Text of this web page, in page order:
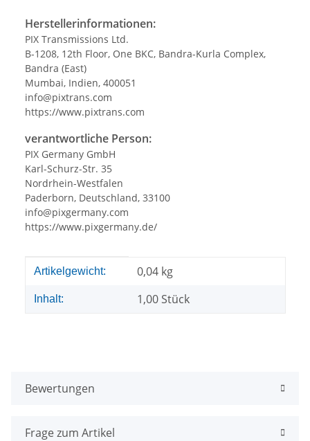
Herstellerinformationen:
PIX Transmissions Ltd.
B-1208, 12th Floor, One BKC, Bandra-Kurla Complex,
Bandra (East)
Mumbai, Indien, 400051
info@pixtrans.com
https://www.pixtrans.com
verantwortliche Person:
PIX Germany GmbH
Karl-Schurz-Str. 35
Nordrhein-Westfalen
Paderborn, Deutschland, 33100
info@pixgermany.com
https://www.pixgermany.de/
Produkteigenschaft
Wert
Artikelgewicht: 0,04 kg
Inhalt: 1,00 Stück
Bewertungen
Frage zum Artikel